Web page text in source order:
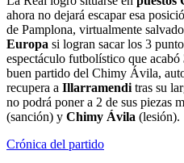
ahora no dejará escapar esa
de Pamplona, virtualmente
Europa si logran sacar los 3
espectáculo futbolístico que acabó
buen partido del Chimy Ávila,
recupera a Illarramendi tras su
no podrá poner a 2 de sus piezas
(sanción) y Chimy Ávila (lesión).
Crónica del partido